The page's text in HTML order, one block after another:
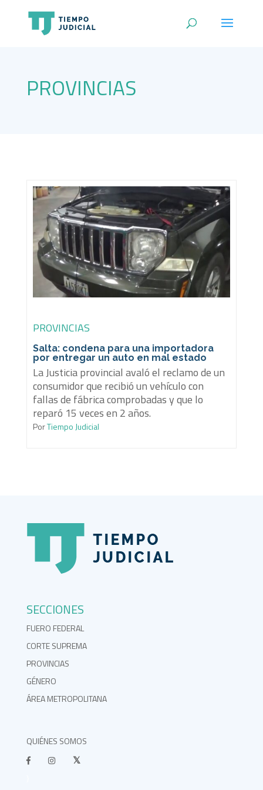
PROVINCIAS
PROVINCIAS
Salta: condena para una importadora
por entregar un auto en mal estado
La Justicia provincial avaló el reclamo de un
consumidor que recibió un vehículo con
fallas de fábrica comprobadas y que lo
reparó 15 veces en 2 años.
PorTiempo Judicial
SECCIONES
FUERO FEDERAL
CORTE SUPREMA
PROVINCIAS
GÉNERO
ÁREA METROPOLITANA
QUIÉNES SOMOS